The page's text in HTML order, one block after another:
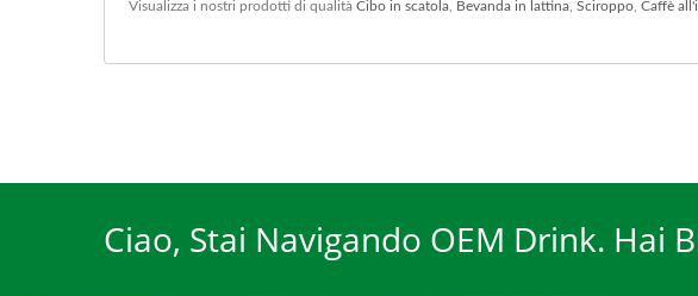
Visualizza i nostri prodotti di qualità Cibo in scatola Bevanda in lattina Sciroppo Caffè
Ciao, Stai Navigando OEM Drink. Hai